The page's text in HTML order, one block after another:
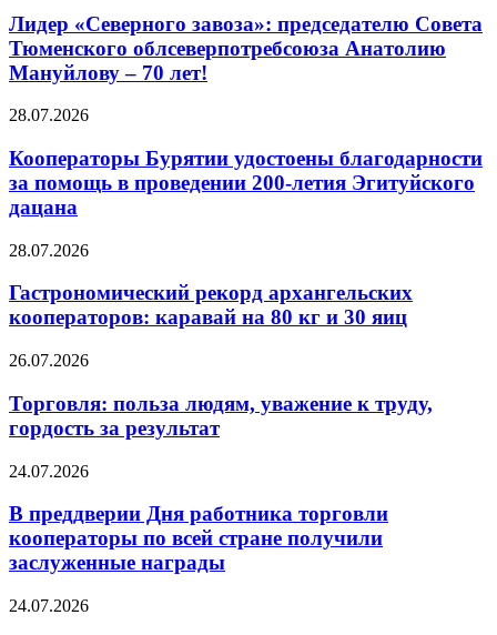
Лидер «Северного завоза»: председателю Совета
Тюменского облсеверпотребсоюза Анатолию
Мануйлову – 70 лет!
28.07.2026
Кооператоры Бурятии удостоены благодарности
за помощь в проведении 200-летия Эгитуйского
дацана
28.07.2026
Гастрономический рекорд архангельских
кооператоров: каравай на 80 кг и 30 яиц
26.07.2026
Торговля: польза людям, уважение к труду,
гордость за результат
24.07.2026
В преддверии Дня работника торговли
кооператоры по всей стране получили
заслуженные награды
24.07.2026